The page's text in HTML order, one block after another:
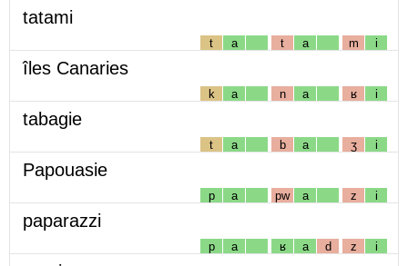
tatami
t a t a m i
îles Canaries
k a n a ʁ i
tabagie
t a b a ʒ i
Papouasie
p a pw a z i
paparazzi
p a ʁ a d z i